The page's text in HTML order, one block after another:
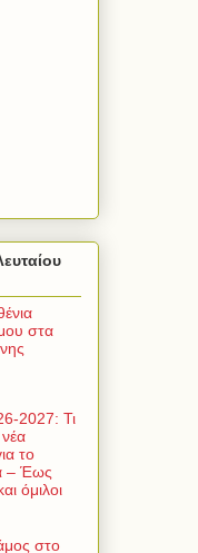
στα
2027: Τι
το
– Έως
όμιλοι
στο